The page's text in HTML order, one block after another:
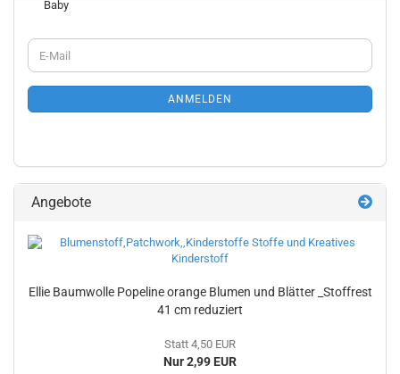
WEITER
ZUR
ANMELDUNG
E-
Mail
ANMELDEN
Angebote
Ellie Baumwolle Popeline orange Blumen und Blätter _Stoffrest
41 cm reduziert
Statt 4,50 EUR
Nur 2,99 EUR